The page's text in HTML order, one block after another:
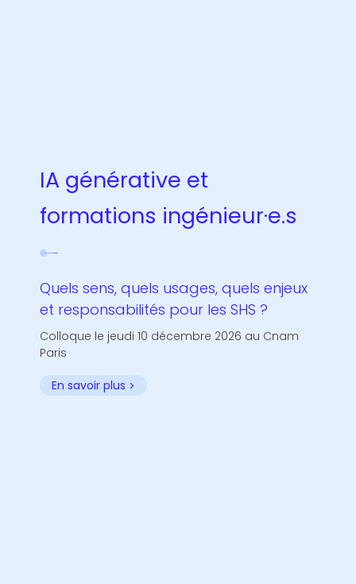
IA générative et
formations ingénieur·e.s
Quels sens, quels usages, quels enjeux
et responsabilités pour les SHS ?
Colloque le jeudi 10 décembre 2026 au Cnam
Paris
En savoir plus >